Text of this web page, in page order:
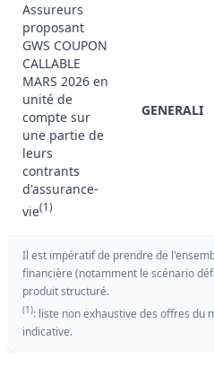
Assureurs
proposant
GWS COUPON
CALLABLE
MARS 2026 en
unité de
compte sur
une partie de
leurs
contrants
d'assurance-
vie(1)
GENERALI
Il est impératif de prendre de
financière (notamment le scénario
produit structuré.
(1): liste non exhaustive des offres du
indicative.